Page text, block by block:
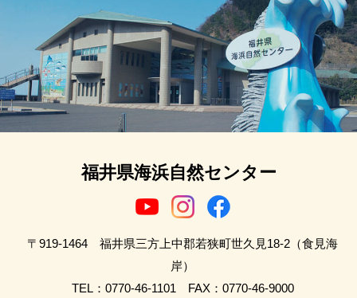
福井県海浜自然センター
〒919-1464 福井県三方上中郡若狭町世久見18-2（食見海
岸）
TEL：0770-46-1101 FAX：0770-46-9000